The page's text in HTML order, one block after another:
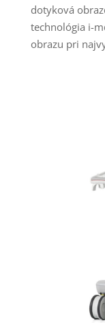
dotyková
technológia i-
obrazu pri